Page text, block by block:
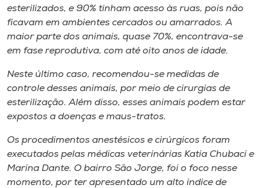
esterilizados, e 90% tinham acesso às ruas, pois não
ficavam em ambientes cercados ou amarrados. A
maior parte dos animais, quase 70%, encontrava-se
em fase reprodutiva, com até oito anos de idade.
Neste último caso, recomendou-se medidas de
controle desses animais, por meio de cirurgias de
esterilização. Além disso, esses animais podem estar
expostos a doenças e maus-tratos.
Os procedimentos anestésicos e cirúrgicos foram
executados pelas médicas veterinárias Katia Chubaci e
Marina Dante. O bairro São Jorge, foi o foco nesse
momento, por ter apresentado um alto índice de